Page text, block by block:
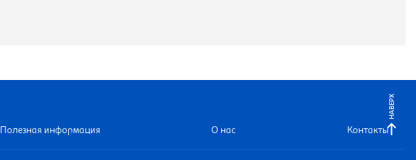
НАВЕРХ
Полезная информация О нас Контакты